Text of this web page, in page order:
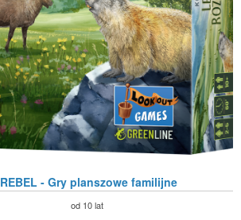
REBEL - Gry planszowe familijne
od 10 lat